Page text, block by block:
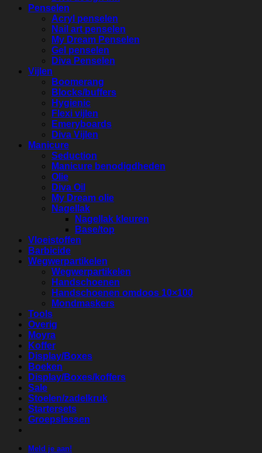
Penselen
Acryl penselen
Nail art penselen
My Dream Penselen
Gel penselen
Diva Penselen
Vijlen
Boomerang
Blocks/buffers
Hygienic
Flexi vijlen
Emeryboards
Diva Vijlen
Manicure
Seduction
Manicure benodigdheden
Olie
Diva Oil
My Dream olie
Nagellak
Nagellak kleuren
Base/top
Vloeistoffen
Barbicide
Wegwerpartikelen
Wegwerpartikelen
Handschoenen
Handschoenen omdoos 10×100
Mondmaskers
Tools
Overig
Moyra
Koffer
Display/Boxes
Boeken
Display/Boxes/koffers
Sale
Stoelen/zadelkruk
Startersets
Groepslessen
Meld je aan!